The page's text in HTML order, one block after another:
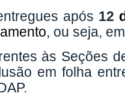
após 12
, ou seja,
às Seções
em folha